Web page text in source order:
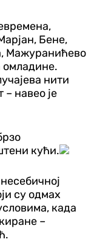
Бене,
Мажуранићево
омладине.
нити
навео је
кући.
су одмах
када
–